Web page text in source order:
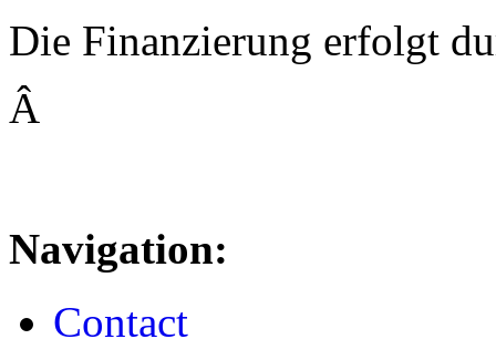
Die Finanzierung erfolgt
Â
Navigation:
Contact